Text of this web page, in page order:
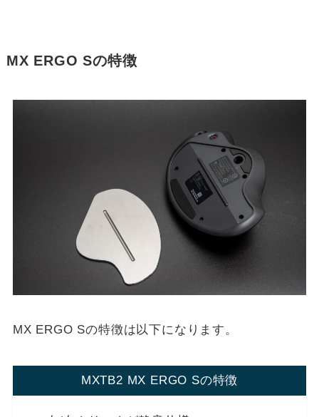
MX ERGO Sの特徴
MX ERGO Sの特徴は以下になります。
MXTB2 MX ERGO Sの特徴